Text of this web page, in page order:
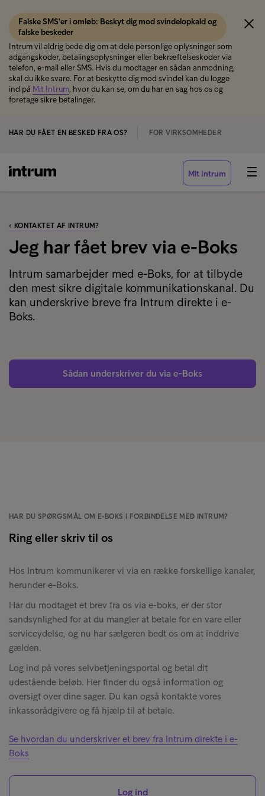
Falske SMS'er i omløb: Beskyt dig mod svindelopkald og
falske beskeder
Intrum vil aldrig bede dig om at dele personlige oplysninger som
adgangskoder, betalingsoplysninger eller bekræftelseskoder via
telefon, e-mail eller SMS. Hvis du modtager en sådan anmodning,
skal du ikke svare. For at beskytte dig mod svindel kan du logge
ind på Mit Intrum, hvor du kan se, om du har en sag hos os og
foretage sikre betalinger.
HAR DU FÅET EN BESKED FRA OS? FOR VIRKSOMHEDER
Mit Intrum
‹ KONTAKTET AF INTRUM?
Jeg har fået brev via e-Boks
Intrum samarbejder med e-Boks, for at tilbyde
den mest sikre digitale kommunikationskanal. Du
kan underskrive breve fra Intrum direkte i e-
Boks.
Sådan underskriver du via e-Boks
HAR DU SPØRGSMÅL OM E-BOKS I FORBINDELSE MED INTRUM?
Ring eller skriv til os
Hos Intrum kommunikerer vi via en række forskellige kanaler,
herunder e-Boks.
Har du modtaget et brev fra os via e-boks, er der stor
sandsynlighed for at du mangler at betale for en vare eller
serviceydelse, og nu har sælgeren bedt os om at inddrive
gælden.
Log ind på vores selvbetjeningsportal og betal dit
udestående beløb. Her finder du også information og
oversigt over dine sager. Du kan også kontakte vores
inkassorådgivere og få hjælp til at betale.
Se hvordan du underskriver et brev fra Intrum direkte i e-
Boks
Log ind